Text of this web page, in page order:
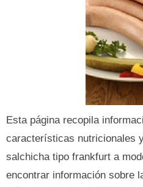
Esta página recopila
características nutricionales
salchicha tipo frankfurt a
encontrar información sobre